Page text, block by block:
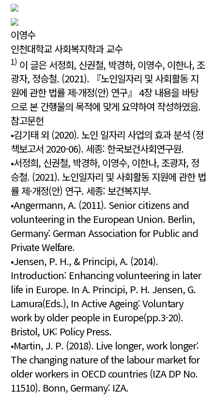
이영수
인천대학교 사회복지학과 교수
1) ‌이 글은 서정희, 신권철, 박경하, 이영수, 이한나, 조
광자, 정승철. (2021). 『노인일자리 및 사회활동 지
원에 관한 법률 제·개정(안) 연구』 4장 내용을 바탕
으로 본 간행물의 목적에 맞게 요약하여 작성하였음.
참고문헌
•김기태 외 (2020). 노인 일자리 사업의 효과 분석 (정
책보고서 2020-06). 세종: 한국보건사회연구원.
•서정희, 신권철, 박경하, 이영수, 이한나, 조광자, 정
승철. (2021). 노인일자리 및 사회활동 지원에 관한 법
률 제·개정(안) 연구. 세종: 보건복지부.
•Angermann, A. (2011). Senior citizens and
volunteering in the European Union. Berlin,
Germany: German Association for Public and
Private Welfare.
•Jensen, P. H., & Principi, A. (2014).
Introduction: Enhancing volunteering in later
life in Europe. In A. Principi, P. H. Jensen, G.
Lamura(Eds.), In Active Ageing: Voluntary
work by older people in Europe(pp.3-20).
Bristol, UK: Policy Press.
•Martin, J. P. (2018). Live longer, work longer:
The changing nature of the labour market for
older workers in OECD countries (IZA DP No.
11510). Bonn, Germany: IZA.